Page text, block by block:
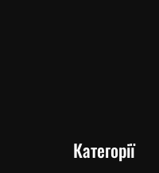
Категорії